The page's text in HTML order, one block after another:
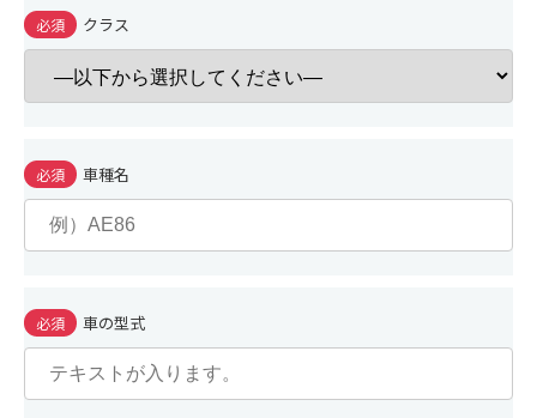
必須 クラス
必須 車種名
必須 車の型式